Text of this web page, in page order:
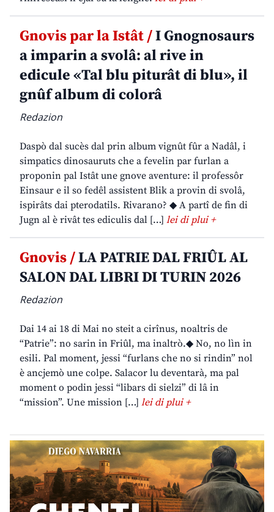
Gnovis par la Istât /I Gnognosaurs
a imparin a svolâ: al rive in
edicule «Tal blu piturât di blu», il
gnûf album di colorâ
Redazion
Daspò dal sucès dal prin album vignût fûr a Nadâl, i
simpatics dinosauruts che a fevelin par furlan a
proponin pal Istât une gnove aventure: il professôr
Einsaur e il so fedêl assistent Blik a provin di svolâ,
ispirâts dai pterodatils. Rivarano? ◆ A partî de fin di
Jugn al è rivât tes ediculis dal […] lei di plui +
Gnovis /LA PATRIE DAL FRIÛL AL
SALON DAL LIBRI DI TURIN 2026
Redazion
Dai 14 ai 18 di Mai no steit a cirînus, noaltris de
“Patrie”: no sarin in Friûl, ma inaltrò.◆ No, no lìn in
esili. Pal moment, jessi “furlans che no si rindin” nol
è ancjemò une colpe. Salacor lu deventarà, ma pal
moment o podin jessi “libars di sielzi” di lâ in
“mission”. Une mission […] lei di plui +